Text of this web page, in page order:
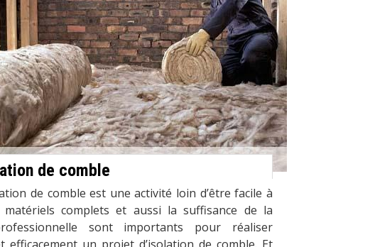
de comble
de comble est une activité loin d’être facile à
matériels complets et aussi la suffisance de la
sont importants pour réaliser